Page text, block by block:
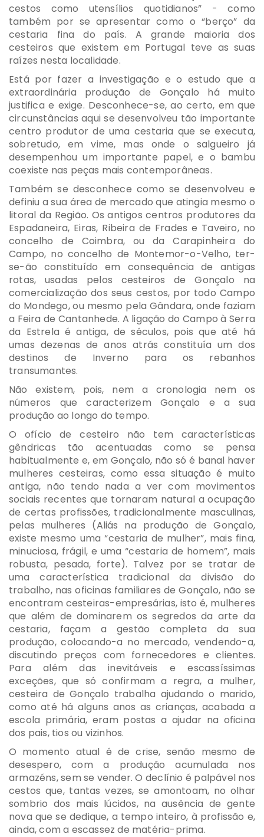
cestos como utensílios quotidianos” - como
também por se apresentar como o “berço” da
cestaria fina do país. A grande maioria dos
cesteiros que existem em Portugal teve as suas
raízes nesta localidade.
Está por fazer a investigação e o estudo que a
extraordinária produção de Gonçalo há muito
justifica e exige. Desconhece-se, ao certo, em que
circunstâncias aqui se desenvolveu tão importante
centro produtor de uma cestaria que se executa,
sobretudo, em vime, mas onde o salgueiro já
desempenhou um importante papel, e o bambu
coexiste nas peças mais contemporâneas.
Também se desconhece como se desenvolveu e
definiu a sua área de mercado que atingia mesmo o
litoral da Região. Os antigos centros produtores da
Espadaneira, Eiras, Ribeira de Frades e Taveiro, no
concelho de Coimbra, ou da Carapinheira do
Campo, no concelho de Montemor-o-Velho, ter-
se-ão constituído em consequência de antigas
rotas, usadas pelos cesteiros de Gonçalo na
comercialização dos seus cestos, por todo Campo
do Mondego, ou mesmo pela Gândara, onde faziam
a Feira de Cantanhede. A ligação do Campo à Serra
da Estrela é antiga, de séculos, pois que até há
umas dezenas de anos atrás constituía um dos
destinos de Inverno para os rebanhos
transumantes.
Não existem, pois, nem a cronologia nem os
números que caracterizem Gonçalo e a sua
produção ao longo do tempo.
O ofício de cesteiro não tem características
gêndricas tão acentuadas como se pensa
habitualmente e, em Gonçalo, não só é banal haver
mulheres cesteiras, como essa situação é muito
antiga, não tendo nada a ver com movimentos
sociais recentes que tornaram natural a ocupação
de certas profissões, tradicionalmente masculinas,
pelas mulheres (Aliás na produção de Gonçalo,
existe mesmo uma “cestaria de mulher”, mais fina,
minuciosa, frágil, e uma “cestaria de homem”, mais
robusta, pesada, forte). Talvez por se tratar de
uma característica tradicional da divisão do
trabalho, nas oficinas familiares de Gonçalo, não se
encontram cesteiras-empresárias, isto é, mulheres
que além de dominarem os segredos da arte da
cestaria, façam a gestão completa da sua
produção, colocando-a no mercado, vendendo-a,
discutindo preços com fornecedores e clientes.
Para além das inevitáveis e escassíssimas
exceções, que só confirmam a regra, a mulher,
cesteira de Gonçalo trabalha ajudando o marido,
como até há alguns anos as crianças, acabada a
escola primária, eram postas a ajudar na oficina
dos pais, tios ou vizinhos.
O momento atual é de crise, senão mesmo de
desespero, com a produção acumulada nos
armazéns, sem se vender. O declínio é palpável nos
cestos que, tantas vezes, se amontoam, no olhar
sombrio dos mais lúcidos, na ausência de gente
nova que se dedique, a tempo inteiro, à profissão e,
ainda, com a escassez de matéria-prima.